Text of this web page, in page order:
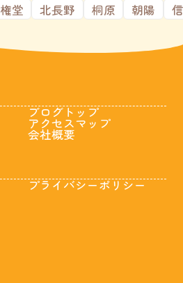
権堂 北長野 桐原 朝陽
ブログトップ
アクセスマップ
会社概要
プライバシーポリシー